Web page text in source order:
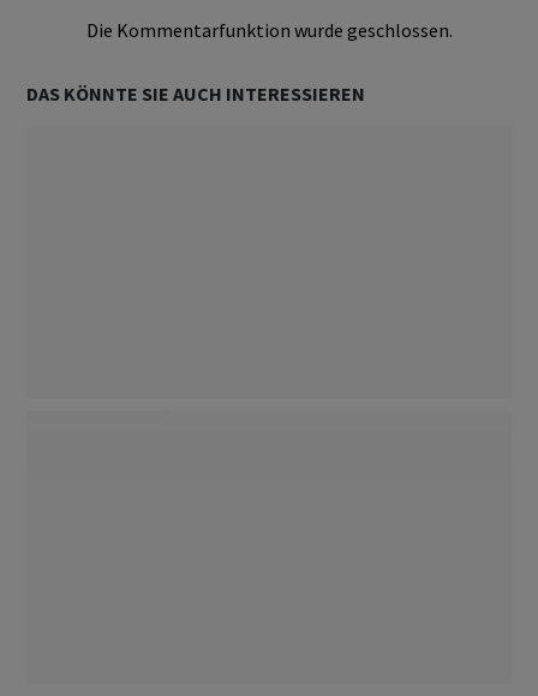
Die Kommentarfunktion wurde geschlossen.
DAS KÖNNTE SIE AUCH INTERESSIEREN